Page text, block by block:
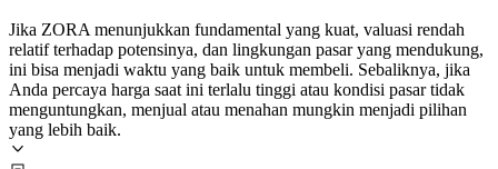
Jika ZORA menunjukkan fundamental yang kuat, valuasi rendah
relatif terhadap potensinya, dan lingkungan pasar yang mendukung,
ini bisa menjadi waktu yang baik untuk membeli. Sebaliknya, jika
Anda percaya harga saat ini terlalu tinggi atau kondisi pasar tidak
menguntungkan, menjual atau menahan mungkin menjadi pilihan
yang lebih baik.